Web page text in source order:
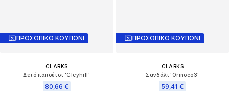
ΠΡΟΣΩΠΙΚΟ ΚΟΥΠΟΝΙ
CLARKS
Δετό παπούτσι 'Cleyhill'
80,66 €
ΠΡΟΣΩΠΙΚΟ ΚΟΥΠΟΝΙ
CLARKS
Σανδάλι 'Orinoco3'
59,41 €